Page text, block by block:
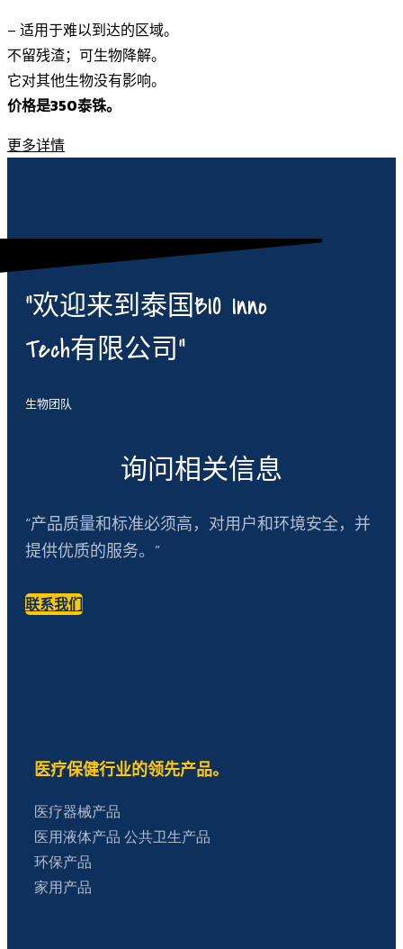
– 适用于难以到达的区域。
不留残渣；可生物降解。
它对其他生物没有影响。
价格是350泰铢。
更多详情
“欢迎来到泰国BIO Inno
Tech有限公司”
生物团队
询问相关信息
“产品质量和标准必须高，对用户和环境安全，并
提供优质的服务。”
联系我们
医疗保健行业的领先产品。
医疗器械产品
医用液体产品 公共卫生产品
环保产品
家用产品